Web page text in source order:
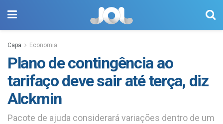
Capa Economia
Plano de contingência ao
tarifaço deve sair até terça, diz
Alckmin
Pacote de ajuda considerará variações dentro de um